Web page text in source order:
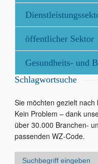
öffentlicher Sektor
Gesundheits- und
Schlagwortsuche
Sie möchten gezielt
Kein Problem – dank
über 30.000 Branchen-
passenden WZ-Code.